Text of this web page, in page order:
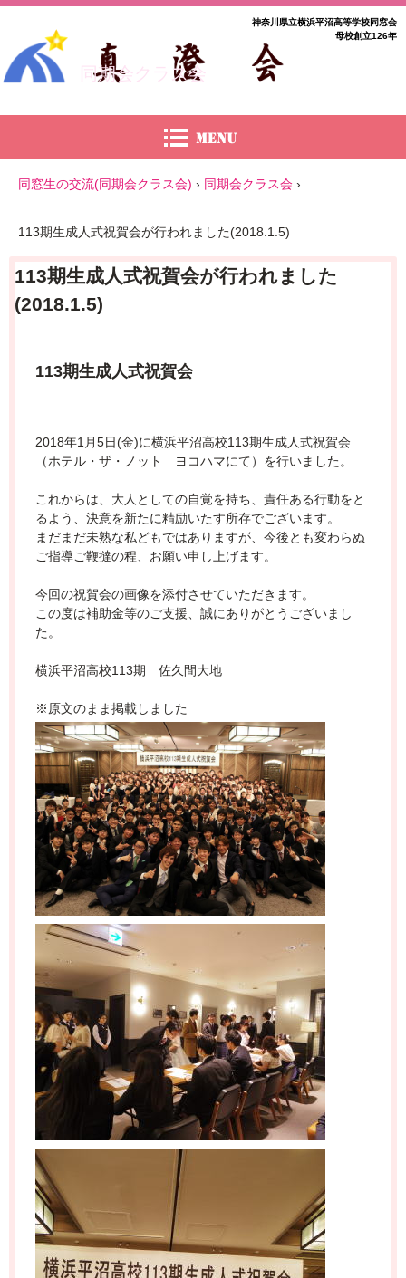
同期会クラス会
神奈川県立横浜平沼高等学校同窓会
母校創立126年
同窓生の交流(同期会クラス会) › 同期会クラス会 ›
113期生成人式祝賀会が行われました(2018.1.5)
113期生成人式祝賀会が行われました
(2018.1.5)
113期生成人式祝賀会
2018年1月5日(金)に横浜平沼高校113期生成人式祝賀会
（ホテル・ザ・ノット ヨコハマにて）を行いました。
これからは、大人としての自覚を持ち、責任ある行動をと
るよう、決意を新たに精励いたす所存でございます。
まだまだ未熟な私どもではありますが、今後とも変わらぬ
ご指導ご鞭撻の程、お願い申し上げます。
今回の祝賀会の画像を添付させていただきます。
この度は補助金等のご支援、誠にありがとうございまし
た。
横浜平沼高校113期 佐久間大地
※原文のまま掲載しました